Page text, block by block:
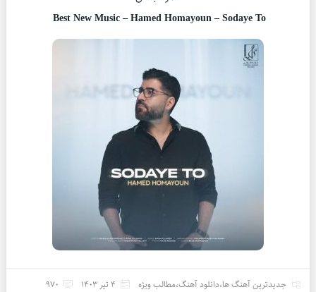
Best New Music – Hamed Homayoun – Sodaye To
جدیدترین آهنگ ها،دانلود آهنگ،مطالب ویژه 4 تیر 1403
970